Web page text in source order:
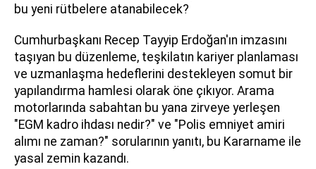
bu yeni rütbelere atanabilecek?
Cumhurbaşkanı Recep Tayyip Erdoğan'ın imzasını
taşıyan bu düzenleme, teşkilatın kariyer planlaması
ve uzmanlaşma hedeflerini destekleyen somut bir
yapılandırma hamlesi olarak öne çıkıyor. Arama
motorlarında sabahtan bu yana zirveye yerleşen
"EGM kadro ihdası nedir?" ve "Polis emniyet amiri
alımı ne zaman?" sorularının yanıtı, bu Kararname ile
yasal zemin kazandı.